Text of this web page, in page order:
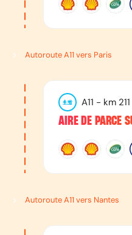
Autoroute A11 vers Paris
A11 - km 211
AIRE DE PARCE
Autoroute A11 vers Nantes